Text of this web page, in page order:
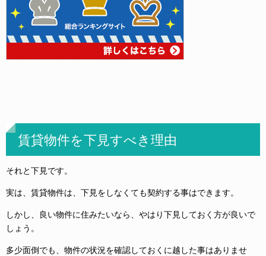
賃貸物件を下見すべき理由
それと下見です。
実は、賃貸物件は、下見をしなくても契約する事はできます。
しかし、良い物件に住みたいなら、やはり下見しておく方が良いで
しょう。
多少面倒でも、物件の状況を確認しておくに越した事はありませ